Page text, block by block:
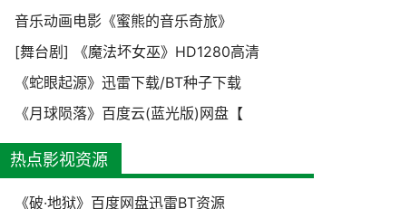
音乐动画电影《蜜熊的音乐奇旅》
[舞台剧] 《魔法坏女巫》HD1280高清
《蛇眼起源》迅雷下载/BT种子下载
《月球陨落》百度云(蓝光版)网盘【
热点影视资源
《破·地狱》百度网盘迅雷BT资源